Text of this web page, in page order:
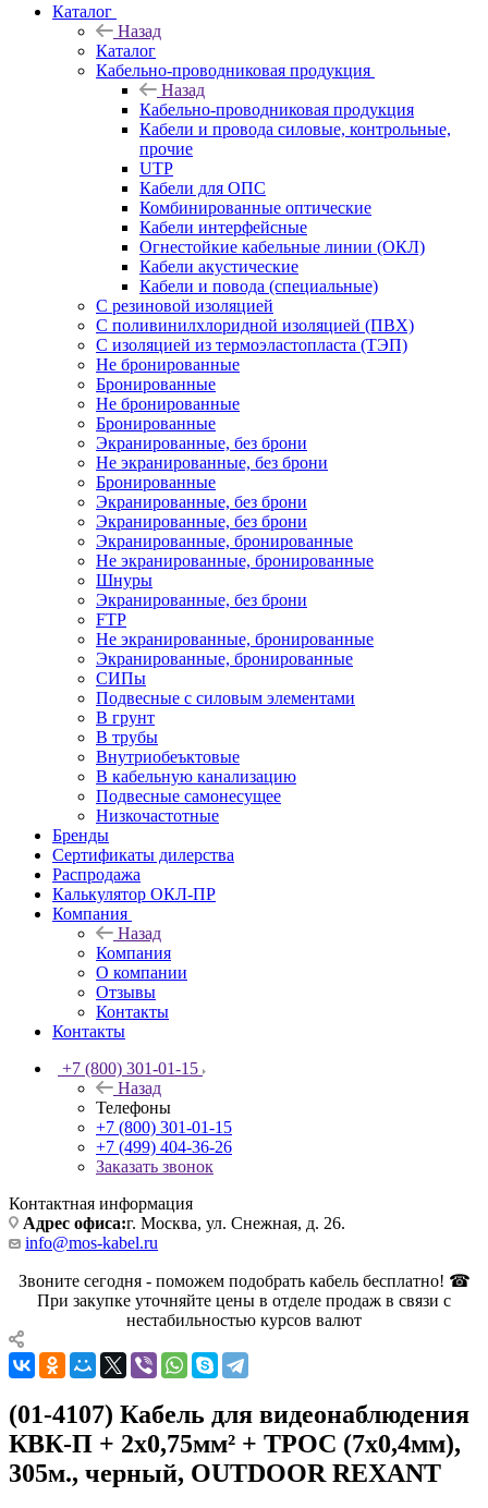
Каталог
Назад
Каталог
Кабельно-проводниковая продукция
Назад
Кабельно-проводниковая продукция
Кабели и провода силовые, контрольные,
прочие
UTP
Кабели для ОПС
Комбинированные оптические
Кабели интерфейсные
Огнестойкие кабельные линии (ОКЛ)
Кабели акустические
Кабели и повода (специальные)
С резиновой изоляцией
С поливинилхлоридной изоляцией (ПВХ)
С изоляцией из термоэластопласта (ТЭП)
Не бронированные
Бронированные
Не бронированные
Бронированные
Экранированные, без брони
Не экранированные, без брони
Бронированные
Экранированные, без брони
Экранированные, без брони
Экранированные, бронированные
Не экранированные, бронированные
Шнуры
Экранированные, без брони
FTP
Не экранированные, бронированные
Экранированные, бронированные
СИПы
Подвесные с силовым элементами
В грунт
В трубы
Внутриобеъктовые
В кабельную канализацию
Подвесные самонесущее
Низкочастотные
Бренды
Сертификаты дилерства
Распродажа
Калькулятор ОКЛ-ПР
Компания
Назад
Компания
О компании
Отзывы
Контакты
Контакты
+7 (800) 301-01-15
Назад
Телефоны
+7 (800) 301-01-15
+7 (499) 404-36-26
Заказать звонок
Контактная информация
Адрес офиса:г. Москва, ул. Снежная, д. 26.
info@mos-kabel.ru
Звоните сегодня - поможем подобрать кабель бесплатно! ☎
При закупке уточняйте цены в отделе продаж в связи с
нестабильностью курсов валют
(01-4107) Кабель для видеонаблюдения
КВК-П + 2х0,75мм² + ТРОС (7х0,4мм),
305м., черный, OUTDOOR REXANT